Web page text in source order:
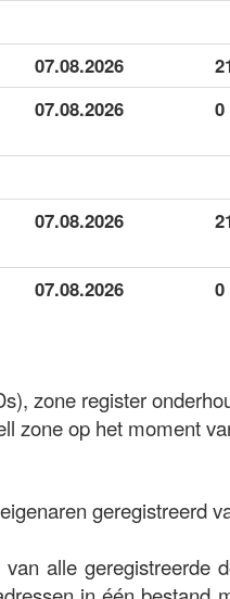
07.08.2026
07.08.2026 0
07.08.2026
07.08.2026 0
zone register
zone op het moment
geregistreerd
alle geregistreerde